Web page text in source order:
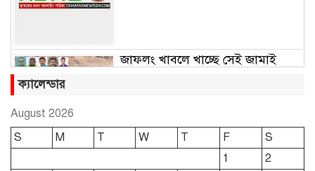
জাফলং খাবলে খাচ্ছে সেই জামাই
ছাতকে রুহুল আমীন ফাউন্ডেশনের
শীতবস্ত্র বিতরণ
ক্যালেন্ডার
August 2026
S
M T W T F
S
1
2